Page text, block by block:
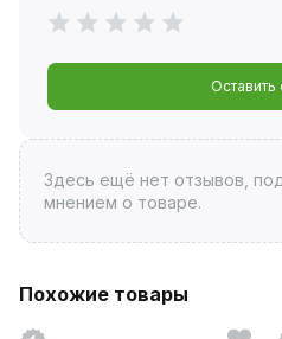
Оставить
Здесь ещё нет отзывов,
мнением о товаре.
Похожие товары